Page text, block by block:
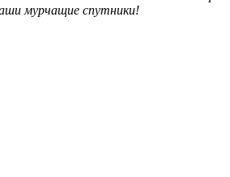
мурчащие спутники!